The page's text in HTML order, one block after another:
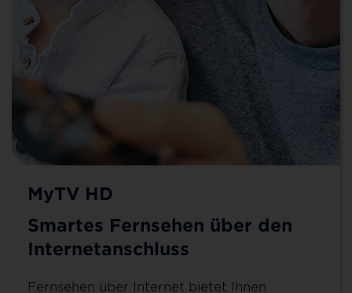
MyTV HD
Smartes Fernsehen über den
Internetanschluss
Fernsehen über Internet bietet Ihnen